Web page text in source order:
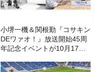
小堺一機＆関根勤『コサキン
DEワァオ！』放送開始45周
年記念イベントが10月17日
FC先行受付スタート！